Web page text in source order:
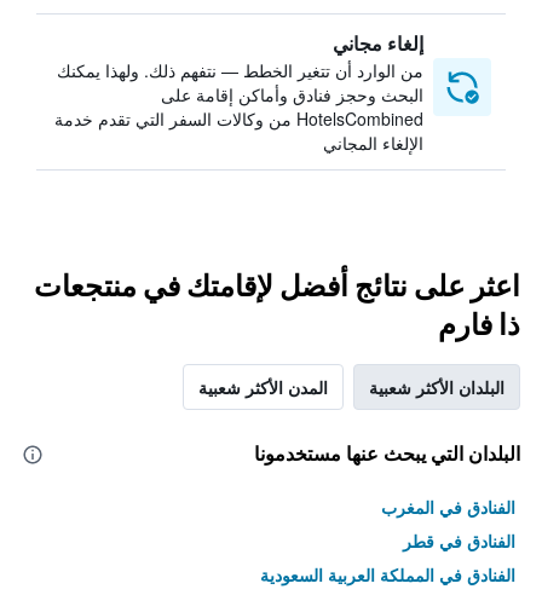
إلغاء مجاني
من الوارد أن تتغير الخطط — نتفهم ذلك. ولهذا يمكنك
البحث وحجز فنادق وأماكن إقامة على
HotelsCombined من وكالات السفر التي تقدم خدمة
الإلغاء المجاني
اعثر على نتائج أفضل لإقامتك في منتجعات
ذا فارم
البلدان الأكثر شعبية المدن الأكثر شعبية
البلدان التي يبحث عنها مستخدمونا
الفنادق في المغرب
الفنادق في قطر
الفنادق في المملكة العربية السعودية